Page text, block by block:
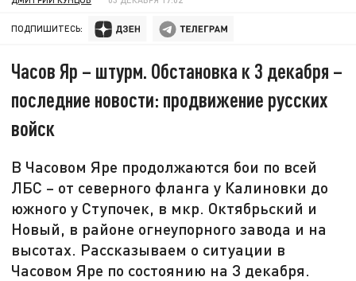
ПОДПИШИТЕСЬ:
Часов Яр – штурм. Обстановка к 3 декабря –
последние новости: продвижение русских
войск
В Часовом Яре продолжаются бои по всей
ЛБС – от северного фланга у Калиновки до
южного у Ступочек, в мкр. Октябрьский и
Новый, в районе огнеупорного завода и на
высотах. Рассказываем о ситуации в
Часовом Яре по состоянию на 3 декабря.